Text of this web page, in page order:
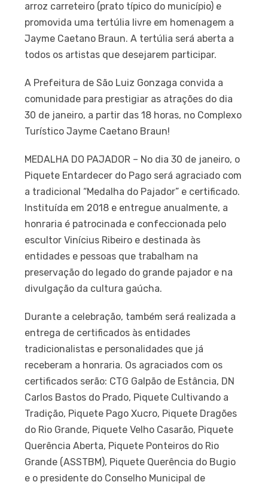
arroz carreteiro (prato típico do município) e
promovida uma tertúlia livre em homenagem a
Jayme Caetano Braun. A tertúlia será aberta a
todos os artistas que desejarem participar.
A Prefeitura de São Luiz Gonzaga convida a
comunidade para prestigiar as atrações do dia
30 de janeiro, a partir das 18 horas, no Complexo
Turístico Jayme Caetano Braun!
MEDALHA DO PAJADOR – No dia 30 de janeiro, o
Piquete Entardecer do Pago será agraciado com
a tradicional “Medalha do Pajador” e certificado.
Instituída em 2018 e entregue anualmente, a
honraria é patrocinada e confeccionada pelo
escultor Vinícius Ribeiro e destinada às
entidades e pessoas que trabalham na
preservação do legado do grande pajador e na
divulgação da cultura gaúcha.
Durante a celebração, também será realizada a
entrega de certificados às entidades
tradicionalistas e personalidades que já
receberam a honraria. Os agraciados com os
certificados serão: CTG Galpão de Estância, DN
Carlos Bastos do Prado, Piquete Cultivando a
Tradição, Piquete Pago Xucro, Piquete Dragões
do Rio Grande, Piquete Velho Casarão, Piquete
Querência Aberta, Piquete Ponteiros do Rio
Grande (ASSTBM), Piquete Querência do Bugio
e o presidente do Conselho Municipal de